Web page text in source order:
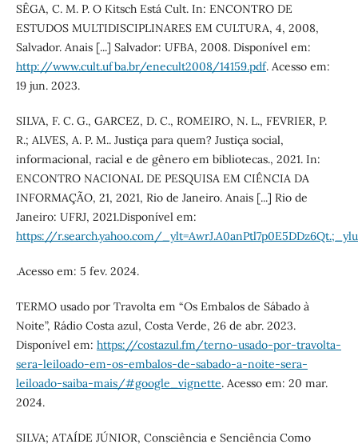
SÊGA, C. M. P. O Kitsch Está Cult. In: ENCONTRO DE
ESTUDOS MULTIDISCIPLINARES EM CULTURA, 4, 2008,
Salvador. Anais [...] Salvador: UFBA, 2008. Disponível em:
http://www.cult.ufba.br/enecult2008/14159.pdf. Acesso em:
19 jun. 2023.
SILVA, F. C. G., GARCEZ, D. C., ROMEIRO, N. L., FEVRIER, P.
R.; ALVES, A. P. M.. Justiça para quem? Justiça social,
informacional, racial e de gênero em bibliotecas., 2021. In:
ENCONTRO NACIONAL DE PESQUISA EM CIÊNCIA DA
INFORMAÇÃO, 21, 2021, Rio de Janeiro. Anais [...] Rio de
Janeiro: UFRJ, 2021.Disponível em:
https://r.search.yahoo.com/
.Acesso em: 5 fev. 2024.
TERMO usado por Travolta em “Os Embalos de Sábado à
Noite”, Rádio Costa azul, Costa Verde, 26 de abr. 2023.
Disponível em: https://costazul.fm/terno-usado-por-travolta-
sera-leiloado-em-os-embalos-de-sabado-a-noite-sera-
leiloado-saiba-mais/#google_vignette. Acesso em: 20 mar.
2024.
SILVA; ATAÍDE JÚNIOR, Consciência e Senciência Como